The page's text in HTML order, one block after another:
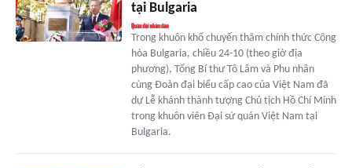
tại Bulgaria
Trong khuôn khổ chuyến thăm chính thức Cộng
hòa Bulgaria, chiều 24-10 (theo giờ địa
phương), Tổng Bí thư Tô Lâm và Phu nhân
cùng Đoàn đại biểu cấp cao của Việt Nam đã
dự Lễ khánh thành tượng Chủ tịch Hồ Chí Minh
trong khuôn viên Đại sứ quán Việt Nam tại
Bulgaria.